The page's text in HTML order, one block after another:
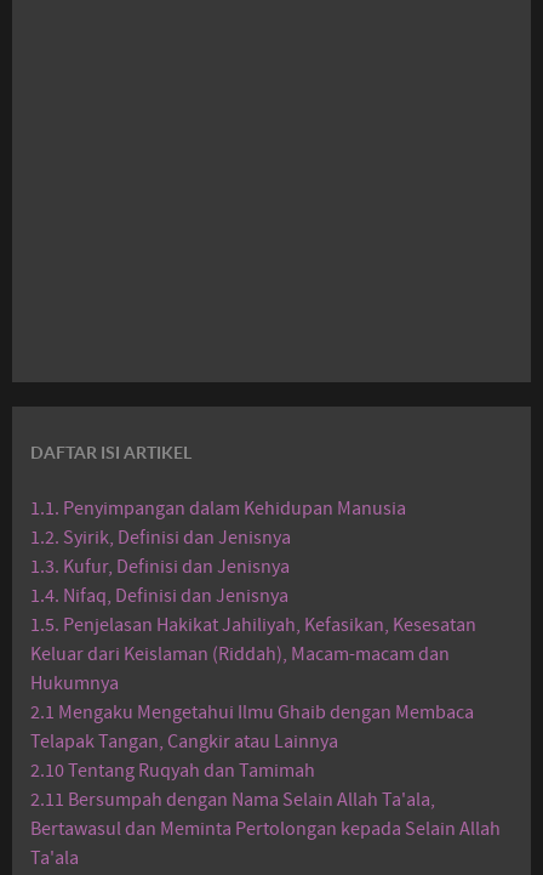
DAFTAR ISI ARTIKEL
1.1. Penyimpangan dalam Kehidupan Manusia
1.2. Syirik, Definisi dan Jenisnya
1.3. Kufur, Definisi dan Jenisnya
1.4. Nifaq, Definisi dan Jenisnya
1.5. Penjelasan Hakikat Jahiliyah, Kefasikan, Kesesatan
Keluar dari Keislaman (Riddah), Macam-macam dan
Hukumnya
2.1 Mengaku Mengetahui Ilmu Ghaib dengan Membaca
Telapak Tangan, Cangkir atau Lainnya
2.10 Tentang Ruqyah dan Tamimah
2.11 Bersumpah dengan Nama Selain Allah Ta'ala,
Bertawasul dan Meminta Pertolongan kepada Selain Allah
Ta'ala